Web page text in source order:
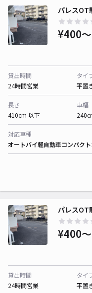
パレスOT
¥400〜
貸出時間
24時間営業
タイ
平置
長さ
410cm 以下
車幅
対応車種
オートバイ軽自動車コンパク
パレスOT
¥400〜
貸出時間
24時間営業
タイ
平置